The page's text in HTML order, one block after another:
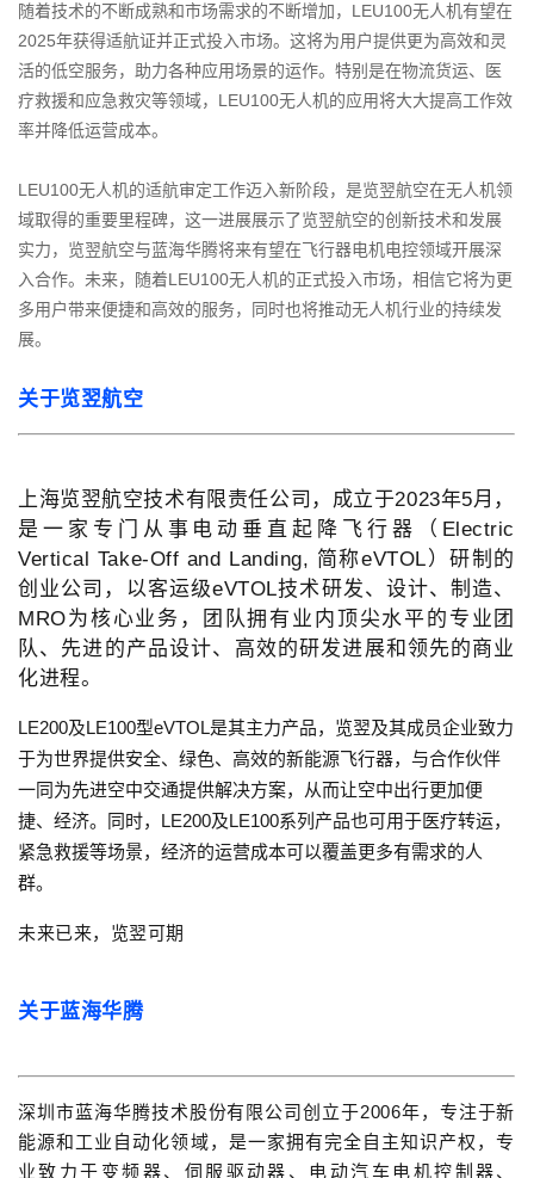
随着技术的不断成熟和市场需求的不断增加，LEU100无人机有望在
2025年获得适航证并正式投入市场。这将为用户提供更为高效和灵
活的低空服务，助力各种应用场景的运作。特别是在物流货运、医
疗救援和应急救灾等领域，LEU100无人机的应用将大大提高工作效
率并降低运营成本。
LEU100无人机的适航审定工作迈入新阶段，是览翌航空在无人机领
域取得的重要里程碑，这一进展展示了览翌航空的创新技术和发展
实力，览翌航空与蓝海华腾将来有望在飞行器电机电控领域开展深
入合作。未来，随着LEU100无人机的正式投入市场，相信它将为更
多用户带来便捷和高效的服务，同时也将推动无人机行业的持续发
展。
关于览翌航空
上海览翌航空技术有限责任公司，成立于2023年5月，
是一家专门从事电动垂直起降飞行器（Electric
Vertical Take-Off and Landing, 简称eVTOL）研制的
创业公司，以客运级eVTOL技术研发、设计、制造、
MRO为核心业务，团队拥有业内顶尖水平的专业团
队、先进的产品设计、高效的研发进展和领先的商业
化进程。
LE200及LE100型eVTOL是其主力产品，览翌及其成员企业致力
于为世界提供安全、绿色、高效的新能源飞行器，与合作伙伴
一同为先进空中交通提供解决方案，从而让空中出行更加便
捷、经济。同时，LE200及LE100系列产品也可用于医疗转运，
紧急救援等场景，经济的运营成本可以覆盖更多有需求的人
群。
未来已来，览翌可期
关于蓝海华腾
深圳市蓝海华腾技术股份有限公司创立于2006年，专注于新
能源和工业自动化领域，是一家拥有完全自主知识产权，专
业致力于变频器、伺服驱动器、电动汽车电机控制器、